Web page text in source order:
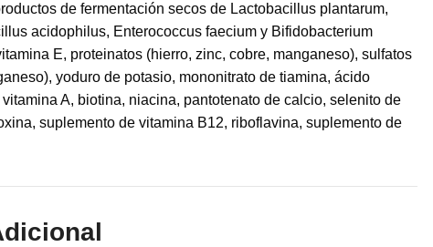
de fermentación secos de Lactobacillus plantarum,
acidophilus, Enterococcus faecium y Bifidobacterium
E, proteinatos (hierro, zinc, cobre, manganeso), sulfatos
yoduro de potasio, mononitrato de tiamina, ácido
A, biotina, niacina, pantotenato de calcio, selenito de
suplemento de vitamina B12, riboflavina, suplemento de